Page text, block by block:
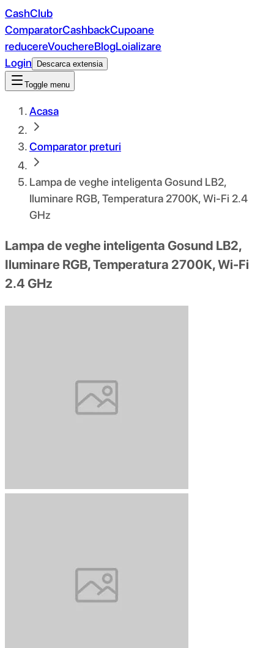
CashClub
ComparatorCashbackCupoane
reducereVouchereBlogLoializare
Login
Descarca extensia
Toggle menu
Acasa
Comparator preturi
Lampa de veghe inteligenta Gosund LB2,
Iluminare RGB, Temperatura 2700K, Wi-Fi 2.4
GHz
Lampa de veghe inteligenta Gosund LB2,
Iluminare RGB, Temperatura 2700K, Wi-Fi
2.4 GHz